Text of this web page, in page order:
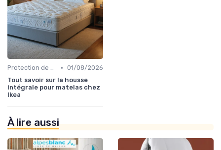
Protection de matelas • 01/08/2026
Tout savoir sur la housse
intégrale pour matelas chez
Ikea
À lire aussi